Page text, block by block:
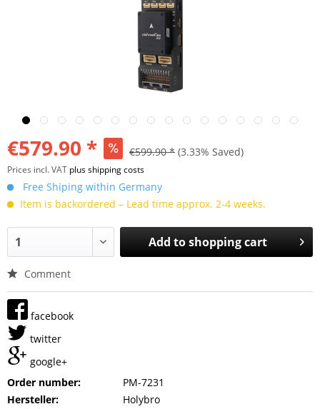
€579.90 * €599.90 * (3.33% Saved)
Prices incl. VAT plus shipping costs
Free Shiping within Germany
Item is backordered – Lead time approx. 2-4 weeks.
Add toshopping cart
Comment
facebook
twitter
google+
Order number:
PM-7231
Hersteller:
Holybro